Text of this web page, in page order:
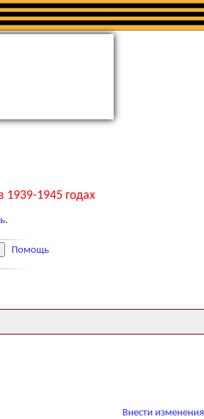
1939-1945 годах
.
Помощь
Внести изменения